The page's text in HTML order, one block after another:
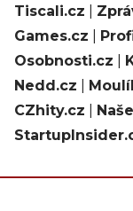
Tiscali.cz
Games.cz
Osobnosti.cz
Nedd.cz
CZhity.cz